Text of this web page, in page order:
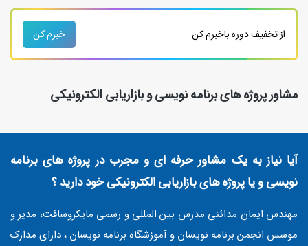
از تخفیف دوره باخبرم کن خبرم کن
مشاور پروژه های برنامه نویسی و بازاریابی الکترونیکی
آیا نیاز به یک مشاور حرفه ای و مجرب در پروژه های برنامه
نویسی و یا پروژه های بازاریابی الکترونیکی خود دارید ؟
مهندس ایمان مدائنی مدرس بین المللی و رسمی مایکروسافت، مدیر و
موسس انجمن برنامه نویسان و آموزشگاه برنامه نویسان ، دارای مدارک